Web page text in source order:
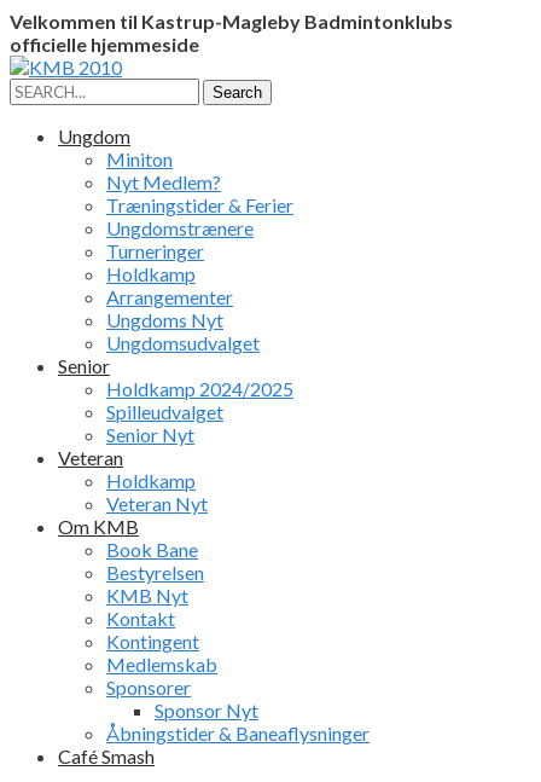
Velkommen til Kastrup-Magleby Badmintonklubs
officielle hjemmeside
Facebook
Profile
Instagram
Profile
Search
for:
Search
Ungdom
Miniton
Nyt Medlem?
Træningstider & Ferier
Ungdomstrænere
Turneringer
Holdkamp
Arrangementer
Ungdoms Nyt
Ungdomsudvalget
Senior
Holdkamp 2024/2025
Spilleudvalget
Senior Nyt
Veteran
Holdkamp
Veteran Nyt
Om KMB
Book Bane
Bestyrelsen
KMB Nyt
Kontakt
Kontingent
Medlemskab
Sponsorer
Sponsor Nyt
Åbningstider & Baneaflysninger
Café Smash